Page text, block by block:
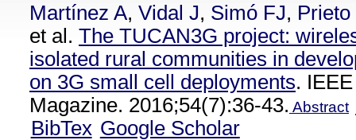
Martínez A, Vidal J, Simó FJ, Prieto
et al. The TUCAN3G project:
isolated rural communities in
on 3G small cell deployments.
Magazine. 2016;54(7):36-43. Abstract
BibTex Google Scholar